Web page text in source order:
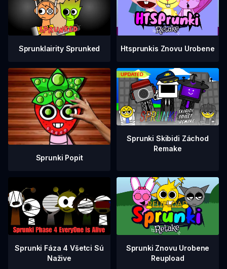
Sprunklairity Sprunked Htsprunkis Znovu Urobene
Sprunki Popit
Sprunki Skibidi Záchod
Remake
Sprunki Fáza 4 Všetci Sú
Nažive
Sprunki Znovu Urobene
Reupload